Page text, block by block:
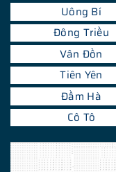
Uông Bí
Đông Triều
Vân Đồn
Tiên Yên
Đầm Hà
Cô Tô